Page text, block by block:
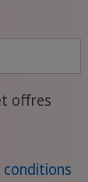
conditions